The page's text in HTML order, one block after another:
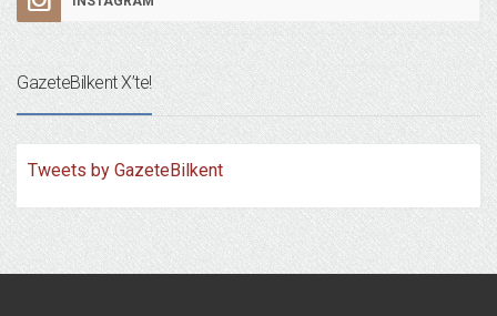
GazeteBilkent X’te!
Tweets by GazeteBilkent